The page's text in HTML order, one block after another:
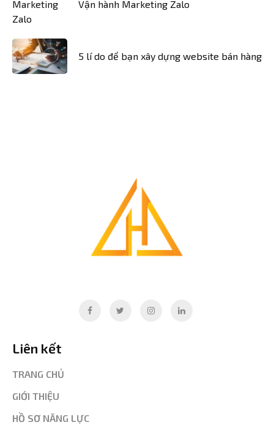
Vận hành Marketing Zalo
5 lí do để bạn xây dựng website bán hàng
Liên kết
TRANG CHỦ
GIỚI THIỆU
HỒ SƠ NĂNG LỰC